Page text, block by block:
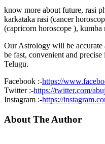
know more about future, rasi
karkataka rasi (cancer
(capricorn horoscope ), kumba
Our Astrology will be accurate
be fast, convenient and
Telugu.
Facebook :-https://
Twitter :-https://twitter.com/
Instagram :-https://
About The Author